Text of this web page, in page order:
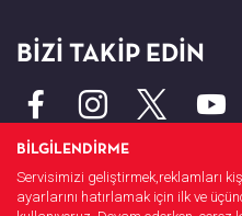
BİZİ TAKİP EDİN
BİLGİLENDİRME
Servisimizi geliştirmek,reklamları
ayarlarını hatırlamak için ilk ve